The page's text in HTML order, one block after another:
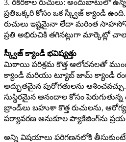
3. రకరకాల రుచులు: అందుబాటులో
ప్రతిఒక్కరి కోసం ఒక స్క్వీజ్ క్యాండీ
రుచులు ఇష్టమైనా లేదా మరింత
ప్రతి అభిరుచికి తగినట్లుగా మార్కెట్లో
స్క్వీజ్ క్యాండీ భవిష్యత్తు
మిఠాయి పరిశ్రమ కొత్త ఆలోచనలతో
క్యాండీ మరియు ట్యూబ్ జామ్ క్యాండీ
అద్భుతమైన పురోగతులను
సుస్థిరమైన ఆనందాల కోసం
బ్రాండ్‌లు బహుశా కొత్త రుచులను,
పర్యావరణ అనుకూల ప్యాకేజింగ్‌ను
అన్ని విషయాలు పరిగణనలోకి